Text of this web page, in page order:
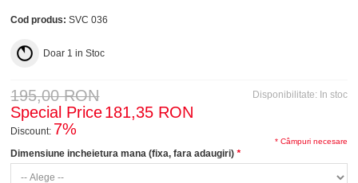
Cod produs:SVC 036
Doar 1 in Stoc
Disponibilitate: In stoc
195,00 RON
Special Price181,35 RON
Discount: 7%
*
Dimensiune incheietura mana (fixa, fara adaugiri)
* Câmpuri necesare